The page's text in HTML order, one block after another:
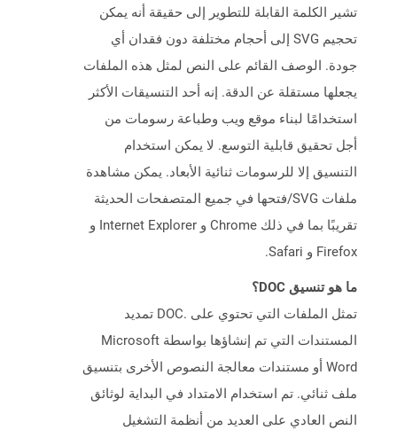
تشير الكلمة القابلة للتطوير إلى حقيقة أنه يمكن
تحجيم SVG إلى أحجام مختلفة دون فقدان أي
جودة. الوصف القائم على النص لمثل هذه الملفات
يجعلها مستقلة عن الدقة. إنه أحد التنسيقات الأكثر
استخدامًا لبناء موقع ويب وطباعة رسومات من
أجل تحقيق قابلية التوسع. لا يمكن استخدام
التنسيق إلا للرسومات ثنائية الأبعاد. يمكن مشاهدة
ملفات SVG/فتحها في جميع المتصفحات الحديثة
تقريبًا بما في ذلك Chrome و Internet Explorer و
Firefox و Safari.
ما هو تنسيق DOC؟
تمثل الملفات التي تحتوي على .DOC تمديد
المستندات التي تم إنشاؤها بواسطة Microsoft
Word أو مستندات معالجة النصوص الأخرى بتنسيق
ملف ثنائي. تم استخدام الامتداد في البداية لوثائق
النص العادي على العديد من أنظمة التشغيل